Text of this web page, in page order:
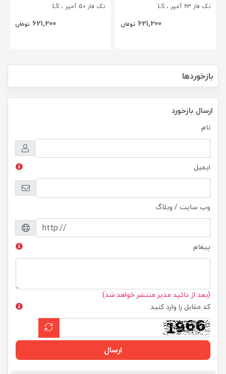
تک فاز 63 آمپر ، LS
621,200 تومان
تک فاز 50 آمپر ، LS
621,200 تومان
بازخوردها
ارسال بازخورد
نام
ایمیل
وب سایت / وبلاگ
پیغام
(بعد از تائید مدیر منتشر خواهد شد)
کد مقابل را وارد کنید
ارسال